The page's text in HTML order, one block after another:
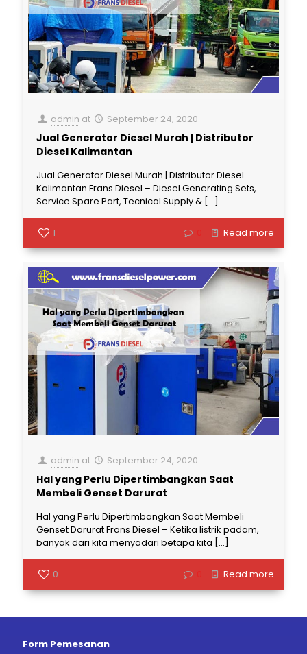
admin at September 24, 2020
Jual Generator Diesel Murah | Distributor
Diesel Kalimantan
Jual Generator Diesel Murah | Distributor Diesel
Kalimantan Frans Diesel – Diesel Generating Sets,
Service Spare Part, Tecnical Supply & […]
1 Read more
admin at September 24, 2020
Hal yang Perlu Dipertimbangkan Saat
Membeli Genset Darurat
Hal yang Perlu Dipertimbangkan Saat Membeli
Genset Darurat Frans Diesel – Ketika listrik padam,
banyak dari kita menyadari betapa kita […]
0 Read more
Form Pemesanan